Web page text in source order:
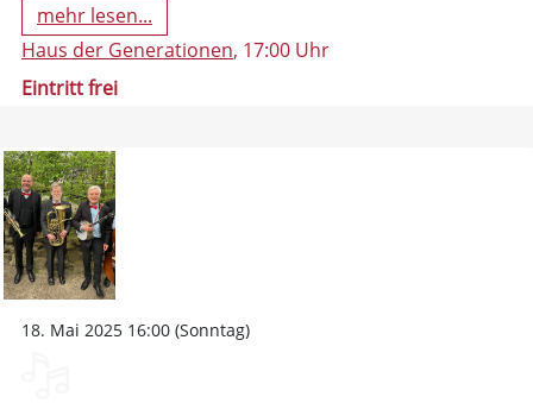
mehr lesen...
Haus der Generationen, 17:00 Uhr
Eintritt frei
18. Mai 2025 16:00 (Sonntag)